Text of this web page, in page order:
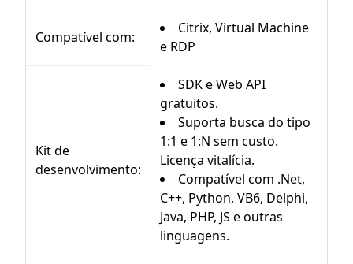
Compatível com:
Citrix, Virtual Machine
e RDP
Kit de
desenvolvimento:
SDK e Web API
gratuitos.
Suporta busca do tipo
1:1 e 1:N sem custo.
Licença vitalícia.
Compatível com .Net,
C++, Python, VB6, Delphi,
Java, PHP, JS e outras
linguagens.